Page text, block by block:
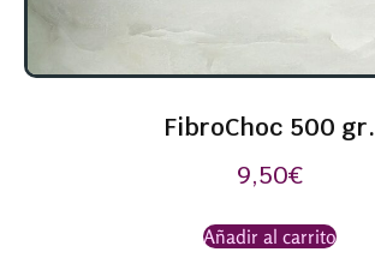
FibroChoc 500 gr.
9,50€
Añadir al carrito